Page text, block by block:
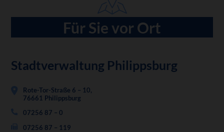
Für Sie vor Ort
Stadtverwaltung Philippsburg
Rote-Tor-Straße 6 – 10,
76661 Philippsburg
07256 87 – 0
07256 87 – 119